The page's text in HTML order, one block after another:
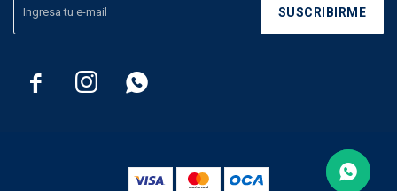
SUSCRIBIRME
  